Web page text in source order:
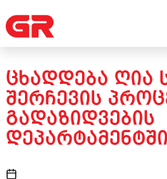
ᲪᲮᲐᲓᲓᲔᲑᲐ ᲦᲘᲐ
ᲨᲔᲠᲩᲔᲕᲘᲡ
ᲒᲐᲓᲐᲖᲘᲓᲕᲔᲑᲘᲡ
ᲓᲔᲞᲐᲠᲢᲐᲛᲔᲜᲢᲨᲘ